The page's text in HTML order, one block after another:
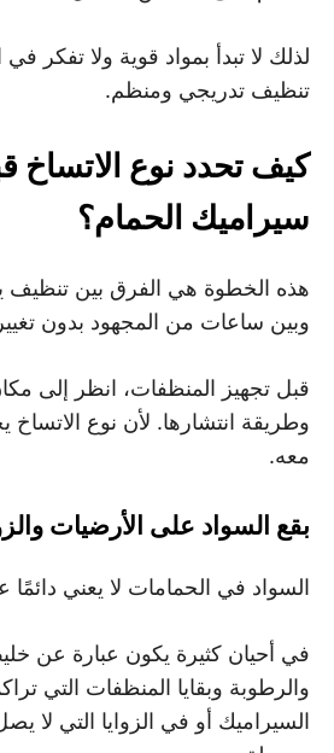
لذلك لا تبدأ بمواد قوية ولا تفكر
تنظيف تدريجي ومنظم.
كيف تحدد نوع الاتساخ
سيراميك الحمام؟
هذه الخطوة هي الفرق بين تنظيف
وبين ساعات من المجهود بدون
قبل تجهيز المنظفات، انظر إلى
وطريقة انتشارها. لأن نوع الاتساخ
معه.
بقع السواد على الأرضيات
السواد في الحمامات لا يعني دائمًا
في أحيان كثيرة يكون عبارة عن
والرطوبة وبقايا المنظفات التي
السيراميك أو في الزوايا التي لا